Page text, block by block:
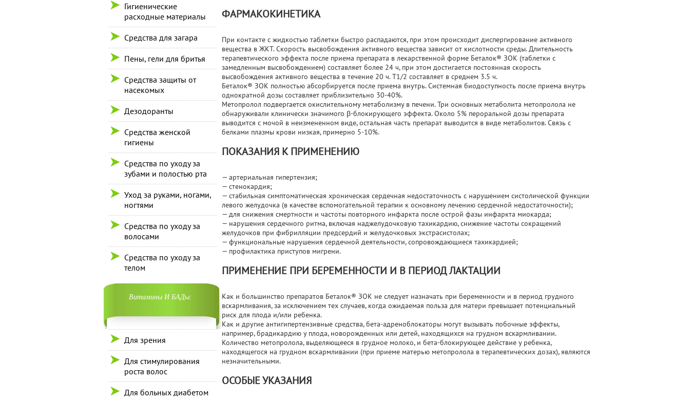
Гигиенические
расходные материалы
Средства для загара
Пены, гели для бритья
Средства защиты от
насекомых
Дезодоранты
Средства женской
гигиены
Средства по уходу за
зубами и полостью рта
Уход за руками, ногами,
ногтями
Средства по уходу за
волосами
Средства по уходу за
телом
Витамины И БАДы:
Для зрения
Для стимулирования
роста волос
Для больных диабетом
ФАРМАКОКИНЕТИКА
При контакте с жидкостью таблетки быстро распадаются, при этом происходит диспергирование активного
вещества в ЖКТ. Скорость высвобождения активного вещества зависит от кислотности среды. Длительность
терапевтического эффекта после приема препарата в лекарственной форме Беталок® ЗОК (таблетки с
замедленным высвобождением) составляет более 24 ч, при этом достигается постоянная скорость
высвобождения активного вещества в течение 20 ч. T1/2 составляет в среднем 3.5 ч.
Беталок® ЗОК полностью абсорбируется после приема внутрь. Системная биодоступность после приема внутрь
однократной дозы составляет приблизительно 30-40%.
Метопролол подвергается окислительному метаболизму в печени. Три основных метаболита метопролола не
обнаруживали клинически значимого β-блокирующего эффекта. Около 5% пероральной дозы препарата
выводится с мочой в неизмененном виде, остальная часть препарат выводится в виде метаболитов. Связь с
белками плазмы крови низкая, примерно 5-10%.
ПОКАЗАНИЯ К ПРИМЕНЕНИЮ
— артериальная гипертензия;
— стенокардия;
— стабильная симптоматическая хроническая сердечная недостаточность с нарушением систолической функции
левого желудочка (в качестве вспомогательной терапии к основному лечению сердечной недостаточности);
— для снижения смертности и частоты повторного инфаркта после острой фазы инфаркта миокарда;
— нарушения сердечного ритма, включая наджелудочковую тахикардию, снижение частоты сокращений
желудочков при фибрилляции предсердий и желудочковых экстрасистолах;
— функциональные нарушения сердечной деятельности, сопровождающиеся тахикардией;
— профилактика приступов мигрени.
ПРИМЕНЕНИЕ ПРИ БЕРЕМЕННОСТИ И В ПЕРИОД ЛАКТАЦИИ
Как и большинство препаратов Беталок® ЗОК не следует назначать при беременности и в период грудного
вскармливания, за исключением тех случаев, когда ожидаемая польза для матери превышает потенциальный
риск для плода и/или ребенка.
Как и другие антигипертензивные средства, бета-адреноблокаторы могут вызывать побочные эффекты,
например, брадикардию у плода, новорожденных или детей, находящихся на грудном вскармливании.
Количество метопролола, выделяющееся в грудное молоко, и бета-блокирующее действие у ребенка,
находящегося на грудном вскармливании (при приеме матерью метопролола в терапевтических дозах), являются
незначительными.
ОСОБЫЕ УКАЗАНИЯ